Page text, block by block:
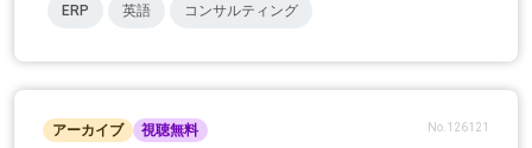
ERP 英語 コンサルティング
アーカイブ 視聴無料 No.126121